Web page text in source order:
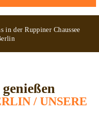
in der Ruppiner Chaussee
/ UNSERE